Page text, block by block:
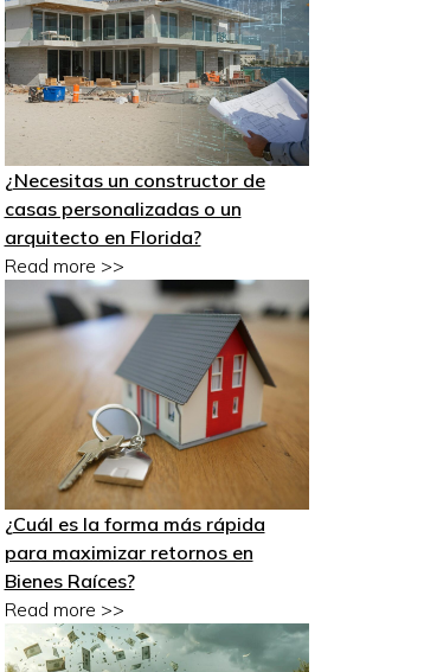
¿Necesitas un constructor de
casas personalizadas o un
arquitecto en Florida?
Read more >>
¿Cuál es la forma más rápida
para maximizar retornos en
Bienes Raíces?
Read more >>